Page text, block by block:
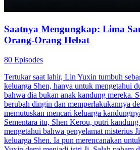
Saatnya Mengungkap: Lima
Orang-Orang Hebat
80 Episodes
Tertukar saat lahir, Lin Yuxin tumbuh
keluarga Shen, hanya untuk mengetahui
bahwa dia bukan anak kandung mereka.
berubah dingin dan memperlakukannya
memutuskan mencari keluarga
Sementara itu, Shen Kerou, putri
mengetahui bahwa penyelamat misterius
keluarga Shen. Ia pun merencanakan